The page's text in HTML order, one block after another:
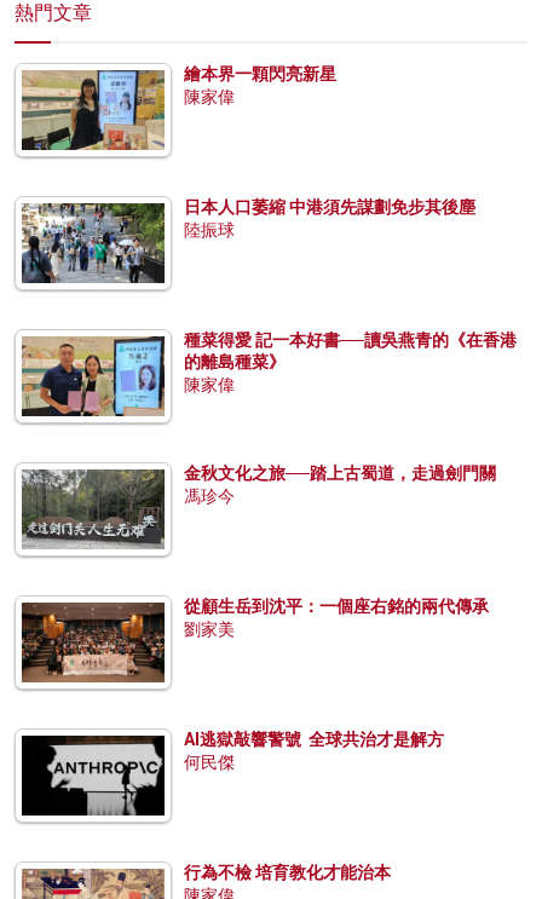
熱門文章
繪本界一顆閃亮新星
陳家偉
日本人口萎縮 中港須先謀劃免步其後塵
陸振球
種菜得愛 記一本好書──讀吳燕青的《在香港
的離島種菜》
陳家偉
金秋文化之旅──踏上古蜀道，走過劍門關
馮珍今
從顧生岳到沈平：一個座右銘的兩代傳承
劉家美
AI逃獄敲響警號 全球共治才是解方
何民傑
行為不檢 培育教化才能治本